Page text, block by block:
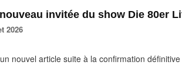
invitée du show Die 80er
2026
nouvel article suite à la confirmation